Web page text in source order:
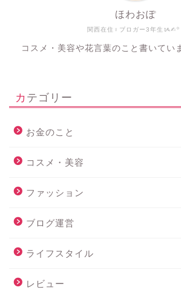
関西在住♀ブロガー3年生
ほわおぽ
コスメ・美容や花言葉のこと書いてい
カテゴリー
お金のこと
コスメ・美容
ファッション
ブログ運営
ライフスタイル
レビュー